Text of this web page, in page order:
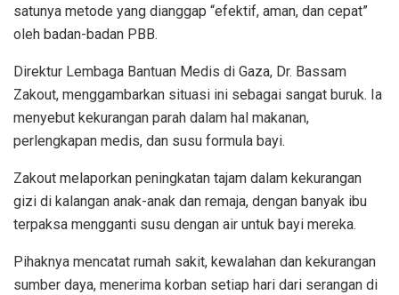
satunya metode yang dianggap “efektif, aman, dan cepat”
oleh badan-badan PBB.
Direktur Lembaga Bantuan Medis di Gaza, Dr. Bassam
Zakout, menggambarkan situasi ini sebagai sangat buruk. Ia
menyebut kekurangan parah dalam hal makanan,
perlengkapan medis, dan susu formula bayi.
Zakout melaporkan peningkatan tajam dalam kekurangan
gizi di kalangan anak-anak dan remaja, dengan banyak ibu
terpaksa mengganti susu dengan air untuk bayi mereka.
Pihaknya mencatat rumah sakit, kewalahan dan kekurangan
sumber daya, menerima korban setiap hari dari serangan di